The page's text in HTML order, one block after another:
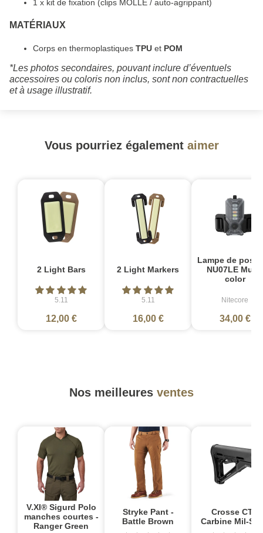
1 x kit de fixation (clips MOLLE / auto-agrippant)
MATÉRIAUX
Corps en thermoplastiques TPU et POM
*Les photos secondaires, pouvant inclure d’éventuels
accessoires ou coloris non inclus, sont non contractuelles
et à usage illustratif.
Vous pourriez également aimer
2 Light Bars
5.11
12,00 €
2 Light Markers
5.11
16,00 €
Lampe de
NU07LE Multi-
color
Nitecore
34,00 €
Nos meilleures ventes
V.XI® Sigurd Polo
manches courtes -
Ranger Green
Stryke Pant -
Battle Brown
Crosse CTR
Carbine Mil-